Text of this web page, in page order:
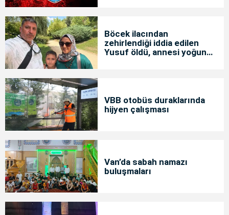
Böcek ilacından
zehirlendiği iddia edilen
Yusuf öldü, annesi yoğun
VBB otobüs duraklarında
hijyen çalışması
Van’da sabah namazı
buluşmaları